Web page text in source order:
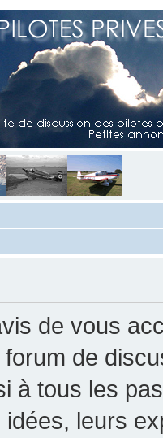
de vous
de
à tous les
leurs